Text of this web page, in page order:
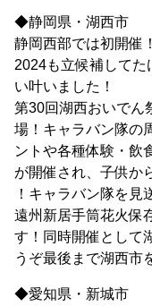
◆静岡県・湖西市
静岡西部では初開催！
2024も立候補して
い叶いました！
第30回湖西おいでん
場！キャラバン隊の
ントや各種体験・飲
が開催され、子供か
！キャラバン隊を見
遠州新居手筒花火保
す！同時開催として
うぞ最後まで湖西市
◆愛知県・新城市